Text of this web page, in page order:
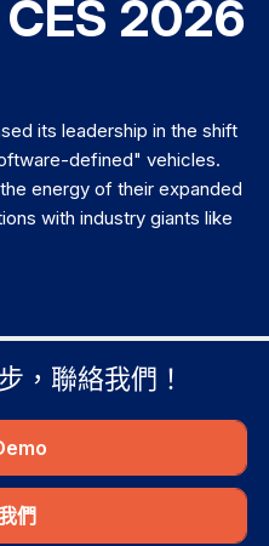
2026
its leadership in the shift
defined" vehicles.
energy of their expanded
with industry giants like
，聯絡我們！
們